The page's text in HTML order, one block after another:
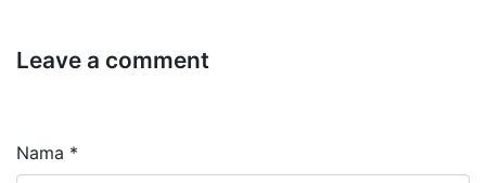
Leave a comment
Nama *